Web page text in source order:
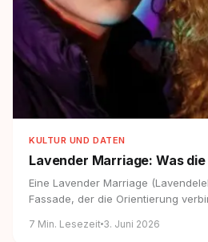
KULTUR UND DATEN
Lavender Marriage: Was
Eine Lavender Marriage
Fassade, der die Orientierung
7 Min. Lesezeit 3. Juni 2026